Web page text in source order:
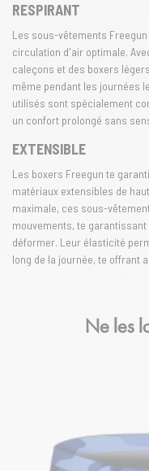
RESPIRANT
Les sous-vêtements
circulation d'air optimale.
caleçons et des boxers
même pendant les journées
utilisés sont spécialement
un confort prolongé sans
EXTENSIBLE
Les boxers Freegun te
matériaux extensibles de
maximale, ces sous-
mouvements, te
déformer. Leur élasticité
long de la journée, te offrant
Ne les